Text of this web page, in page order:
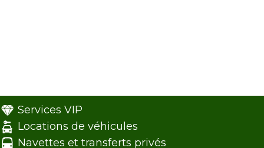
Services VIP
Locations de véhicules
Navettes et transferts privés